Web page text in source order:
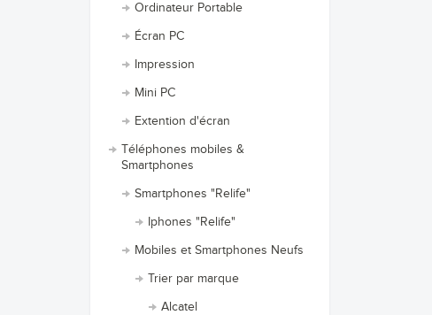
Ordinateur Portable
Écran PC
Impression
Mini PC
Extention d'écran
Téléphones mobiles &
Smartphones
Smartphones "Relife"
Iphones "Relife"
Mobiles et Smartphones Neufs
Trier par marque
Alcatel